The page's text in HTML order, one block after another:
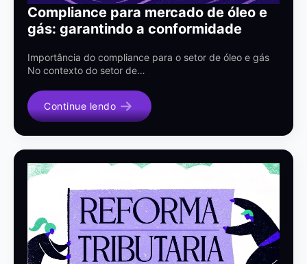
Compliance para mercado de óleo e
gás: garantindo a conformidade
Importância do compliance para o setor de óleo e gás
No contexto do setor de…
Continue lendo